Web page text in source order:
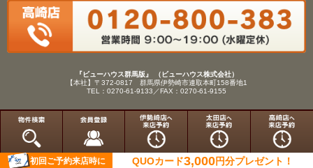
『ビューハウス群馬版』 （ビューハウス株式会社）
【本社】〒372-0817 群馬県伊勢崎市連取本町158番地1
TEL：0270-61-9133／FAX：0270-61-9155
Copyright(C)View House(R)Inc.All Rights Reserved.
初回ご予約来店時に QUOカード3,000円分プレゼント！